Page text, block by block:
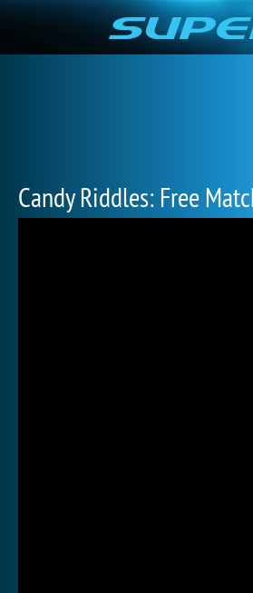
Candy Riddles: Free